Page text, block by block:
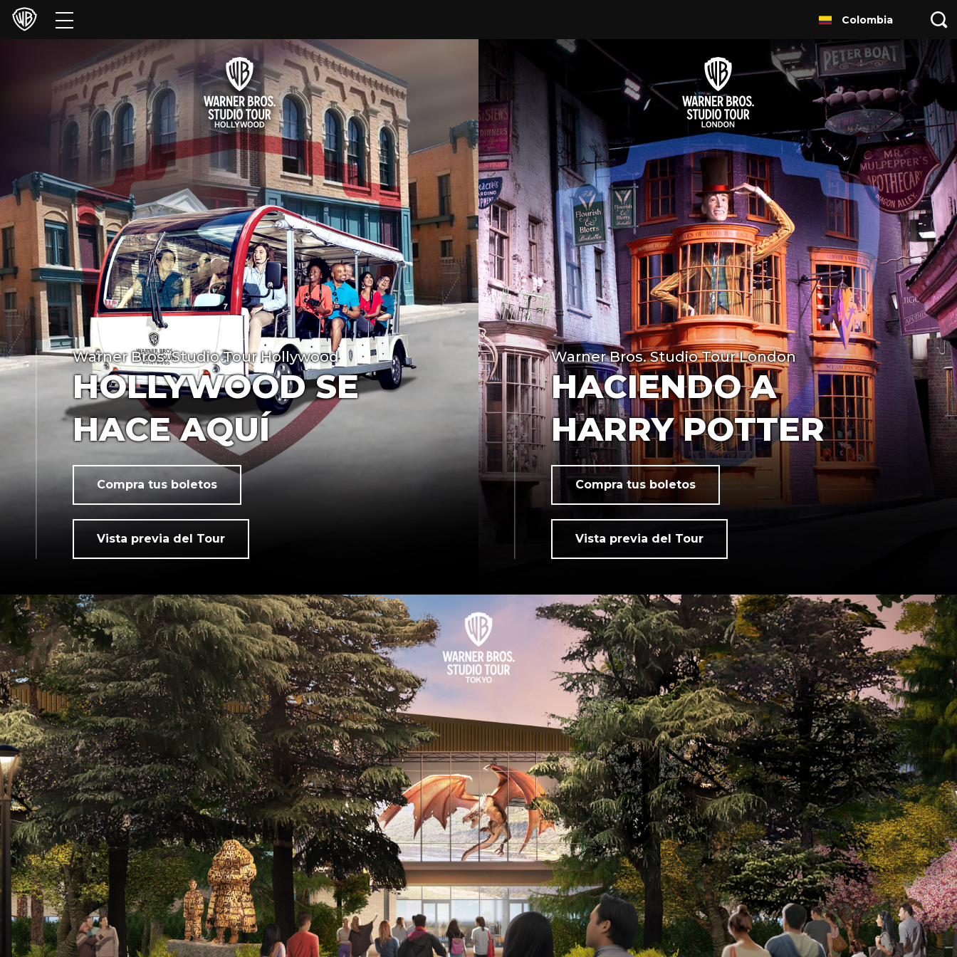
Películas
Juegos y Aplicaciones
Franquicias
Colecciones
Noticias
Experiencias
HBO Max
Colombia
Warner Bros. Studio Tour Hollywood
HOLLYWOOD SE
HACE AQUÍ
Compra tus boletos
Vista previa del Tour
Warner Bros. Studio Tour London
HACIENDO A
HARRY POTTER
Compra tus boletos
Vista previa del Tour